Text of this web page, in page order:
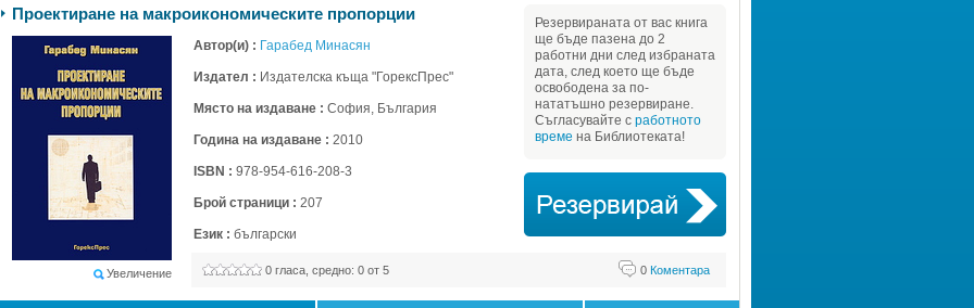
Проектиране на макроикономическите пропорции
Увеличение
Автор(и) : Гарабед Минасян
Издател : Издателска къща "ГорексПрес"
Място на издаване : София, България
Година на издаване : 2010
ISBN : 978-954-616-208-3
Брой страници : 207
Език : български
0Коментара
0гласа, средно: 0от 5
Резервираната от вас книга
ще бъде пазена до 2
работни дни след избраната
дата, след което ще бъде
освободена за по-
нататъшно резервиране.
Съгласувайте с работното
време на Библиотеката!